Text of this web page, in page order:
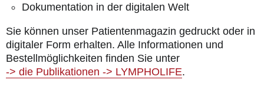
Dokumentation in der digitalen Welt
Sie können unser Patientenmagazin gedruckt oder in
digitaler Form erhalten. Alle Informationen und
Bestellmöglichkeiten finden Sie unter
-> die Publikationen -> LYMPHOLIFE.